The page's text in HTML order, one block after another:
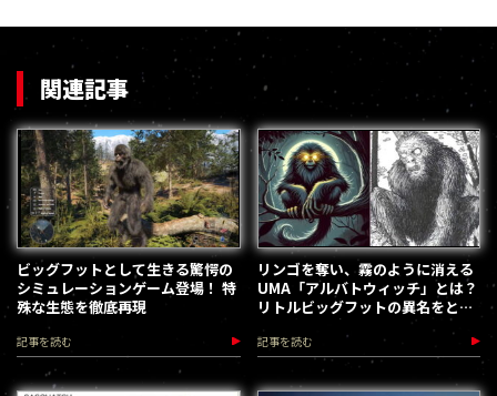
関連記事
ビッグフットとして生きる驚愕の
シミュレーションゲーム登場！ 特
殊な生態を徹底再現
記事を読む
リンゴを奪い、霧のように消える
UMA「アルバトウィッチ」とは？
リトルビッグフットの異名をとる
小型獣人の謎
記事を読む